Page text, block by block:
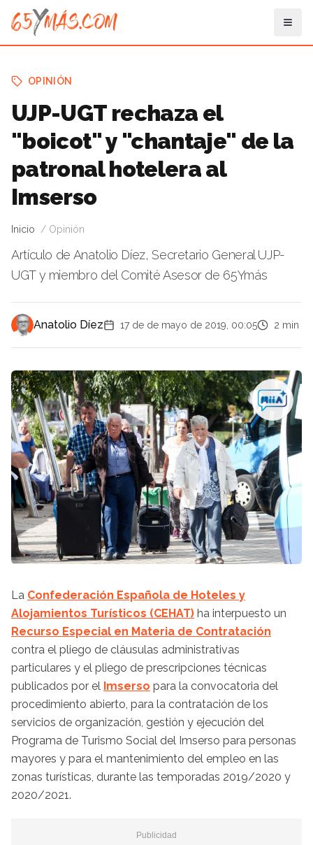
OPINIÓN
UJP-UGT rechaza el
"boicot" y "chantaje" de la
patronal hotelera al
Imserso
Inicio Opinión
Artículo de Anatolio Díez, Secretario General UJP-
UGT y miembro del Comité Asesor de 65Ymás
Anatolio Díez 17 de de mayo de 2019, 00:05 2 min
La Confederación Española de Hoteles y
Alojamientos Turísticos (CEHAT) ha interpuesto un
Recurso Especial en Materia de Contratación
contra el pliego de cláusulas administrativas
particulares y el pliego de prescripciones técnicas
publicados por el Imserso para la convocatoria del
procedimiento abierto, para la contratación de los
servicios de organización, gestión y ejecución del
Programa de Turismo Social del Imserso para personas
mayores y para el mantenimiento del empleo en las
zonas turísticas, durante las temporadas 2019/2020 y
2020/2021.